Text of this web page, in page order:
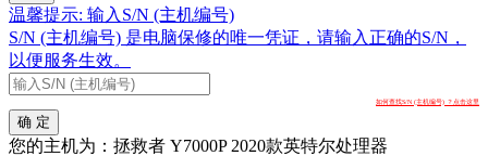
温馨提示: 输入S/N (主机编号)
S/N (主机编号) 是电脑保修的唯一凭证，请输入正确的S/N，
以便服务生效。
如何查找S/N (主机编号) ？点击这里
确 定
您的主机为： 拯救者 Y7000P 2020款英特尔处理器